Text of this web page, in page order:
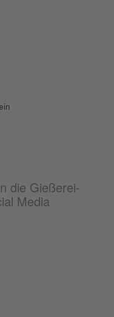
die Gießerei-
Media